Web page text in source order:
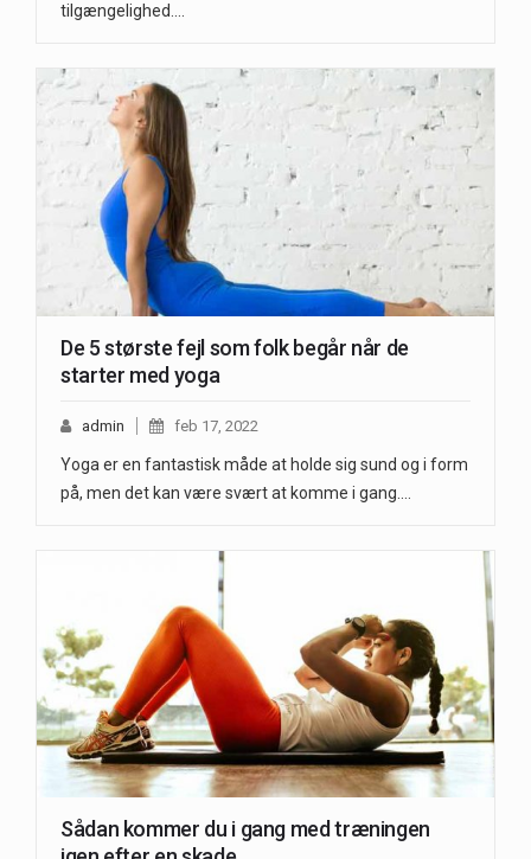
tilgængelighed.…
De 5 største fejl som folk begår når de
starter med yoga
admin feb 17, 2022
Yoga er en fantastisk måde at holde sig sund og i form
på, men det kan være svært at komme i gang.…
Sådan kommer du i gang med træningen